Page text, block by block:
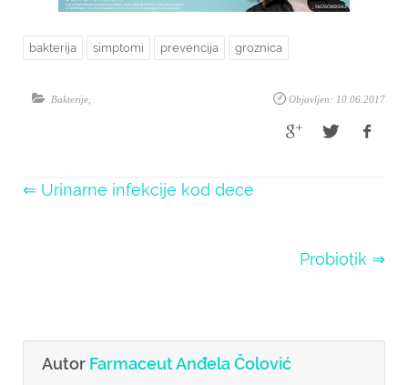
bakterija simptomi prevencija groznica
Objavljen: 10.06.2017
Bakterije
⇐ Urinarne infekcije kod dece
Probiotik ⇒
Autor Farmaceut Anđela Čolović